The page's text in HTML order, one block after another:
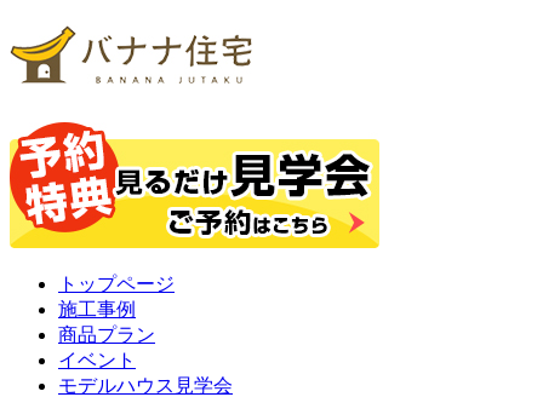
トップページ
施工事例
商品プラン
イベント
モデルハウス見学会